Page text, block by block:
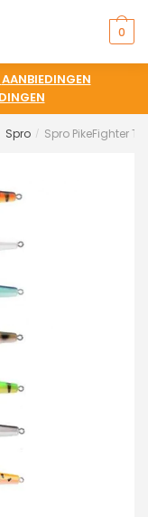
0
AANBIEDINGEN
Spro / Spro PikeFighter